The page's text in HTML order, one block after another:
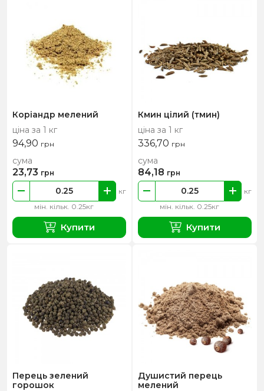
Коріандр мелений
ціна за 1 кг
94,90 грн
мін. кільк. 0.25кг
кг
сума
23,73 грн
Купити
Кмин цілий (тмин)
ціна за 1 кг
336,70 грн
мін. кільк. 0.25кг
кг
сума
84,18 грн
Купити
Перець зелений
горошок
Душистий перець
мелений